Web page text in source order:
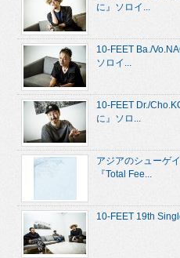
に』ソロイ...
10-FEET Ba./
ソロイ...
10-FEET Dr./
に』ソロ...
アジアのシューゲ
『Total Fee...
10-FEET 19th